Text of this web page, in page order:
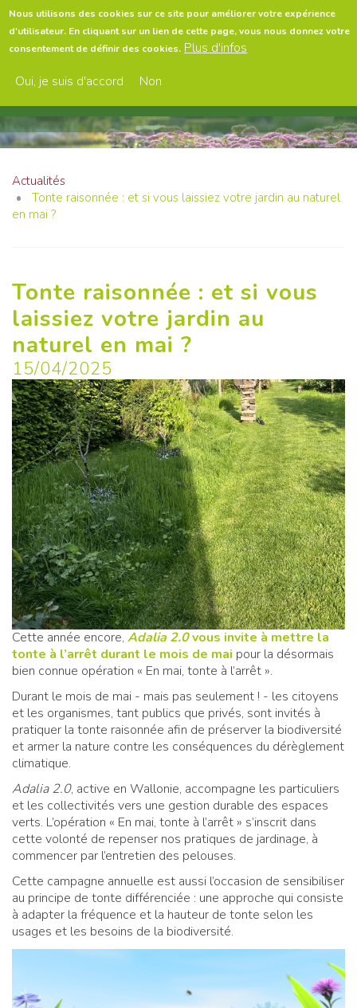
Nous utilisons des cookies sur ce site pour améliorer votre expérience
d'utilisateur. En cliquant sur un lien de cette page, vous nous donnez votre
consentement de définir des cookies. Plus d'infos
Oui, je suis d'accord
Non
Aller
au
contenu
Actualités
Tonte raisonnée : et si vous laissiez votre jardin au naturel
en mai ?
Tonte raisonnée : et si vous
laissiez votre jardin au
naturel en mai ?
15/04/2025
Cette année encore, Adalia 2.0vous invite à mettre la
tonte à l’arrêt durant le mois de mai pour la désormais
bien connue opération « En mai, tonte à l’arrêt ».
Durant le mois de mai - mais pas seulement ! - les citoyens
et les organismes, tant publics que privés, sont invités à
pratiquer la tonte raisonnée afin de préserver la biodiversité
et armer la nature contre les conséquences du dérèglement
climatique.
Adalia 2.0, active en Wallonie, accompagne les particuliers
et les collectivités vers une gestion durable des espaces
verts. L’opération « En mai, tonte à l’arrêt » s’inscrit dans
cette volonté de repenser nos pratiques de jardinage, à
commencer par l’entretien des pelouses.
Cette campagne annuelle est aussi l’occasion de sensibiliser
au principe de tonte différenciée : une approche qui consiste
à adapter la fréquence et la hauteur de tonte selon les
usages et les besoins de la biodiversité.